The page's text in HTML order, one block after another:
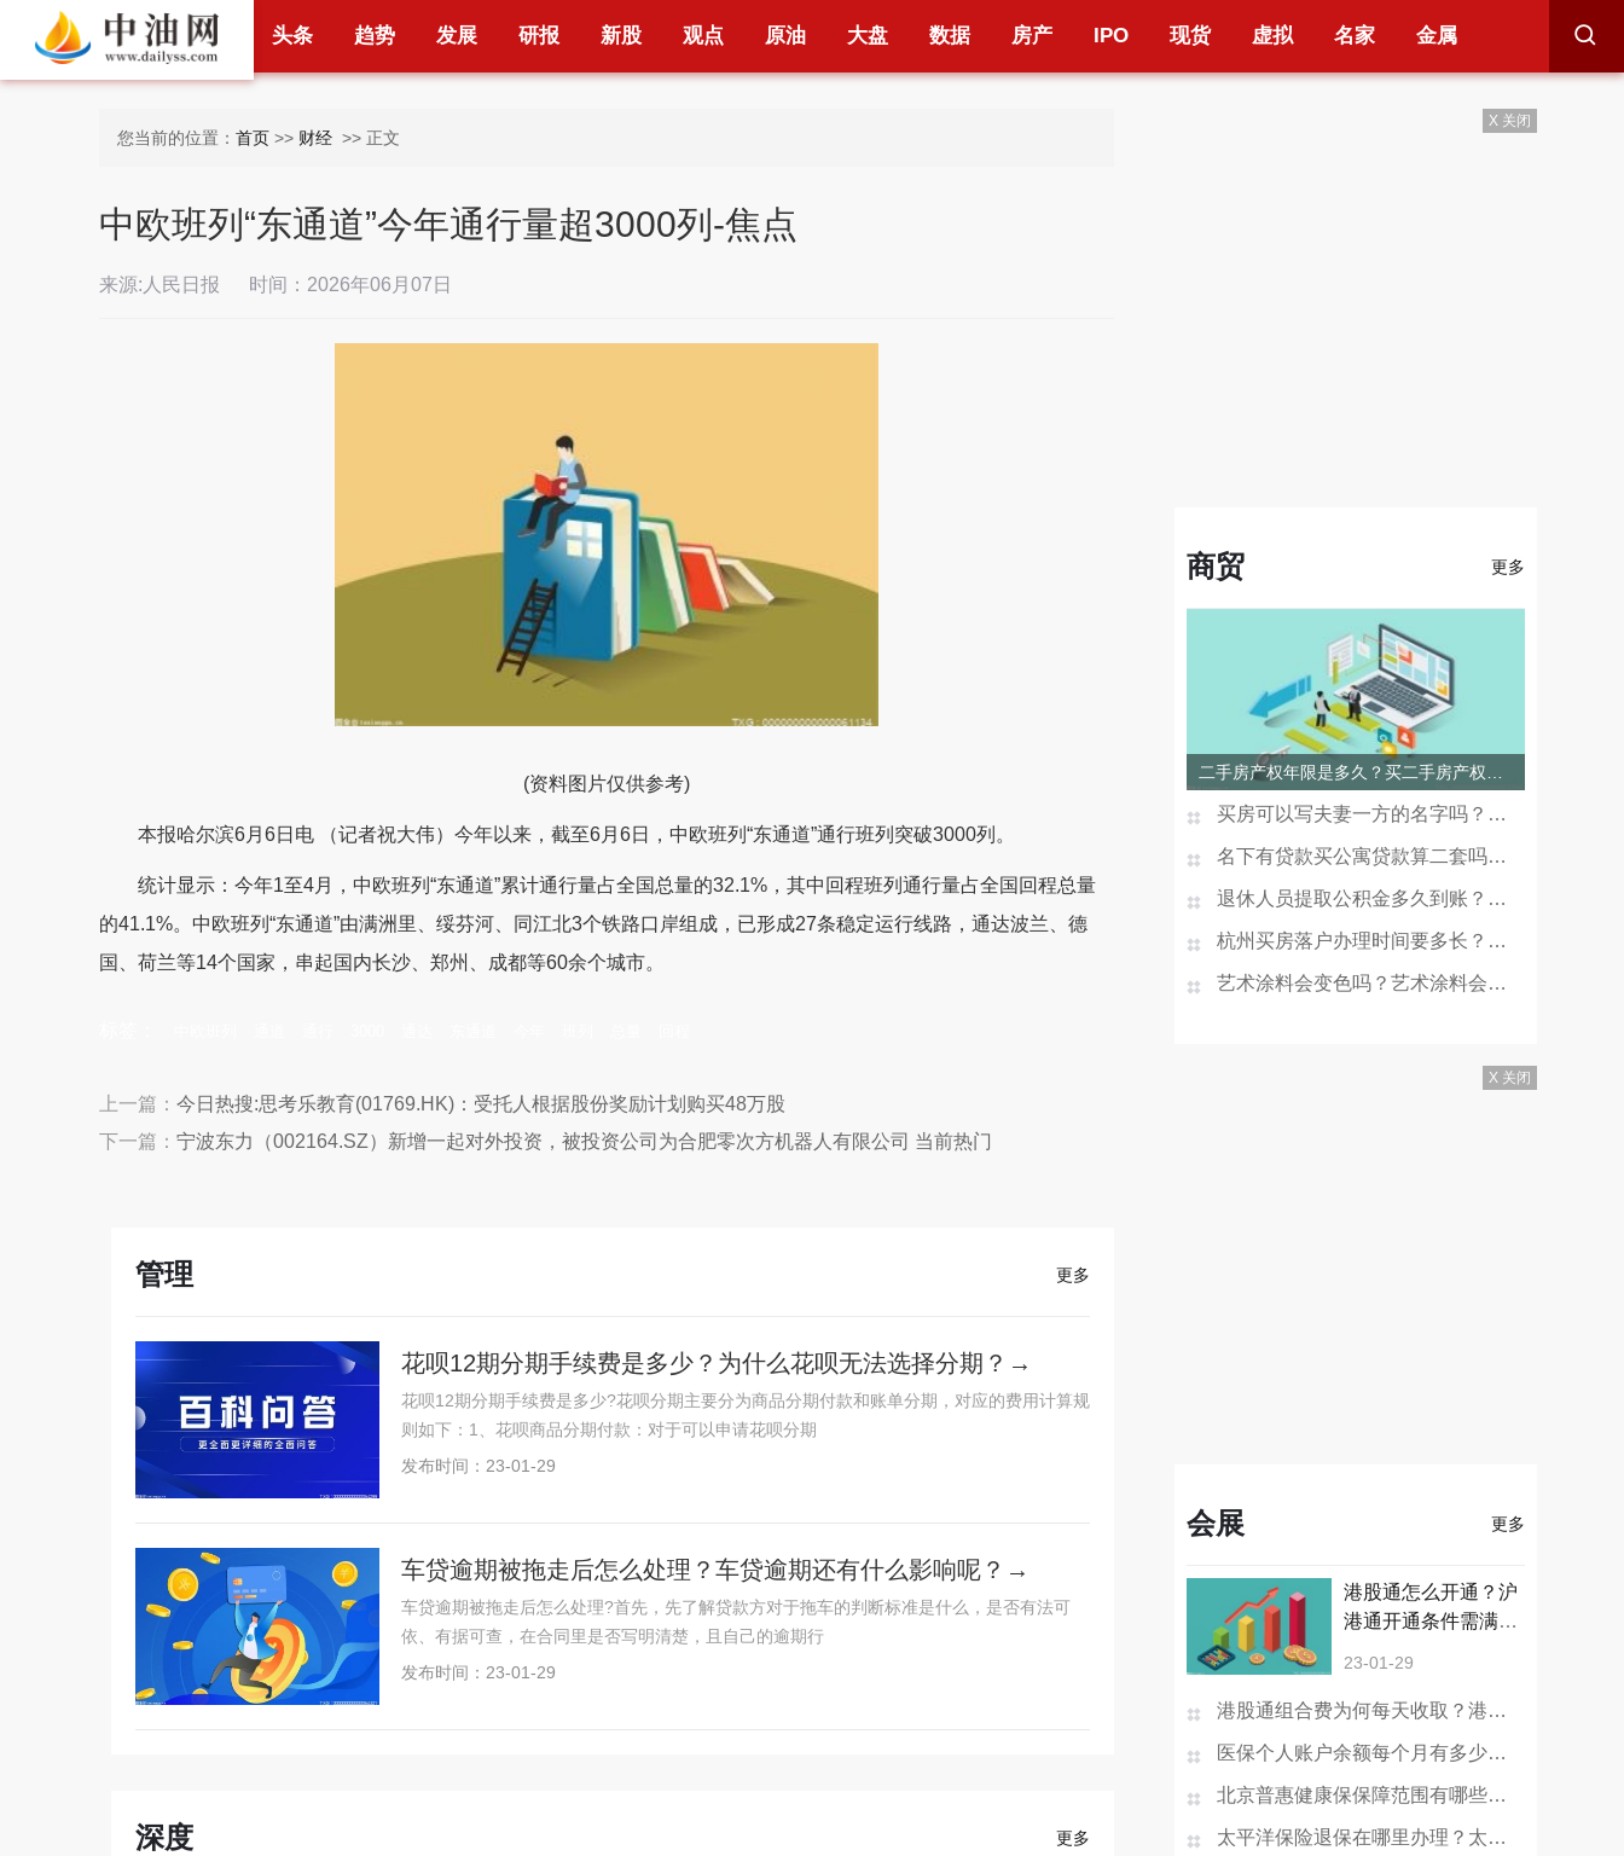
首页 财经 头条 趋势 发展 研报 新股 观点 原油 大盘 数据 房产 IPO 现货 虚拟 名家 金属
您当前的位置： 首页 >> 财经 >> 正文
中欧班列“东通道”今年通行量超3000列-焦点
来源:人民日报 时间：2026年06月07日
(资料图片仅供参考)
本报哈尔滨6月6日电 （记者祝大伟）今年以来，截至6月6日，中欧班列“东通道”通行班列突破3000列。
统计显示：今年1至4月，中欧班列“东通道”累计通行量占全国总量的32.1%，其中回程班列通行量占全国回程总量
的41.1%。中欧班列“东通道”由满洲里、绥芬河、同江北3个铁路口岸组成，已形成27条稳定运行线路，通达波兰、德
国、荷兰等14个国家，串起国内长沙、郑州、成都等60余个城市。
上一篇： 今日热搜:思考乐教育(01769.HK)：受托人根据股份奖励计划购买48万股
下一篇： 宁波东力（002164.SZ）新增一起对外投资，被投资公司为合肥零次方机器人有限公司 当前热门
管理 更多
花呗12期分期手续费是多少？为什么花呗无法选择分期？→
花呗12期分期手续费是多少?花呗分期主要分为商品分期付款和账单分期，对应的费用计算规
则如下：1、花呗商品分期付款：对于可以申请花呗分期
发布时间：23-01-29
车贷逾期被拖走后怎么处理？车贷逾期还有什么影响呢？→
车贷逾期被拖走后怎么处理?首先，先了解贷款方对于拖车的判断标准是什么，是否有法可
依、有据可查，在合同里是否写明清楚，且自己的逾期行
发布时间：23-01-29
深度 更多
X 关闭
商贸 更多
买房可以写夫妻一方的名字吗？房产证去掉夫妻一方名字多
名下有贷款买公寓贷款算二套吗？一次购买两套公寓可以办
退休人员提取公积金多久到账？贷款未还清退休后能提取公
杭州买房落户办理时间要多长？杭州买房不能落户怎么办？
艺术涂料会变色吗？艺术涂料会开裂吗？
X 关闭
会展 更多
港股通怎么开通？沪
港通开通条件需满足
23-01-29
港股通组合费为何每天收取？港股通组合费是什么意思？
医保个人账户余额每个月有多少钱？医保个人账户余额为0是
北京普惠健康保保障范围有哪些？北京普惠健康保险在哪买
太平洋保险退保在哪里办理？太平洋保险退保的步骤是怎样